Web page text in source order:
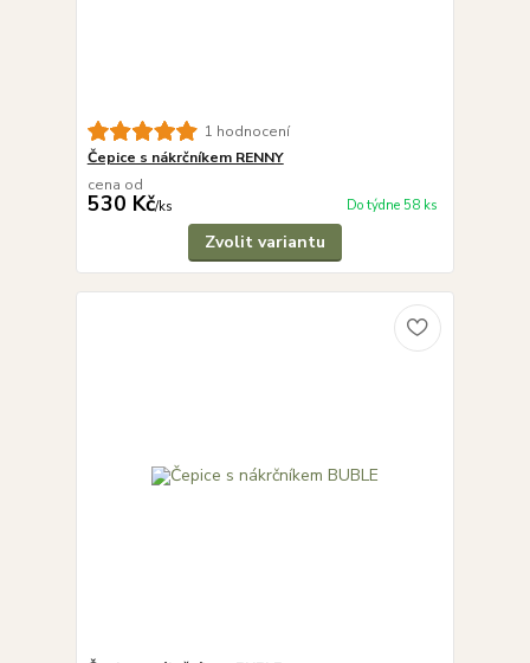
1 hodnocení
Čepice s nákrčníkem RENNY
cena od
530 Kč/ks Do týdne 58 ks
Zvolit variantu